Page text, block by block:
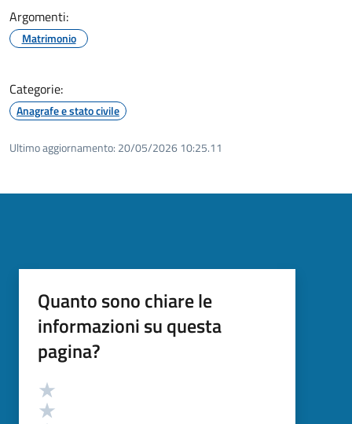
Argomenti:
Matrimonio
Categorie:
Anagrafe e stato civile
Ultimo aggiornamento: 20/05/2026 10:25.11
Quanto sono chiare le
informazioni su questa
pagina?
Valutazione